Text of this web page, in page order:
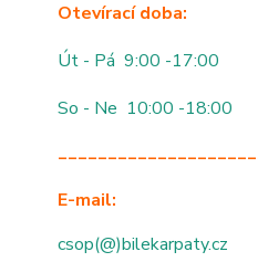
Otevírací doba:
Út - Pá 9:00 -17:00
So - Ne 10:00 -18:00
E-mail:
csop(@)bilekarpaty.cz